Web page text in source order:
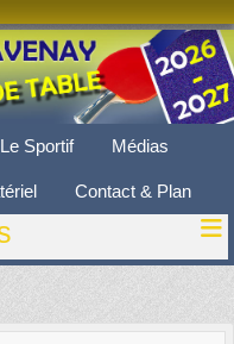
Le Sportif Médias
Contact & Plan